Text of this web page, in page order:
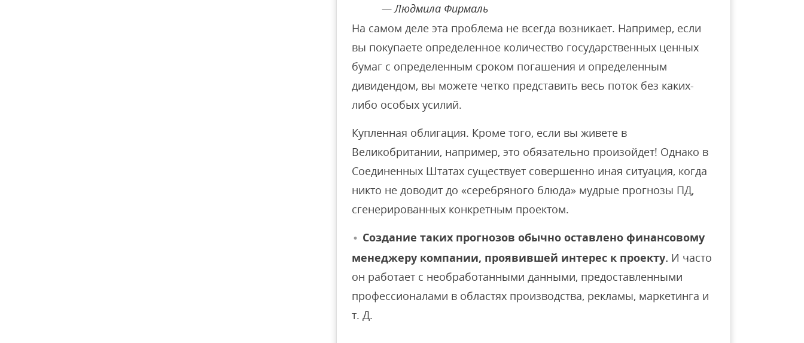
Людмила Фирмаль
На самом деле эта проблема не всегда возникает. Например, если
вы покупаете определенное количество государственных ценных
бумаг с определенным сроком погашения и определенным
дивидендом, вы можете четко представить весь поток без каких-
либо особых усилий.
Купленная облигация. Кроме того, если вы живете в
Великобритании, например, это обязательно произойдет! Однако в
Соединенных Штатах существует совершенно иная ситуация, когда
никто не доводит до «серебряного блюда» мудрые прогнозы ПД,
сгенерированных конкретным проектом.
Создание таких прогнозов обычно оставлено финансовому
менеджеру компании, проявившей интерес к проекту. И часто
он работает с необработанными данными, предоставленными
профессионалами в областях производства, рекламы, маркетинга и
т. Д.